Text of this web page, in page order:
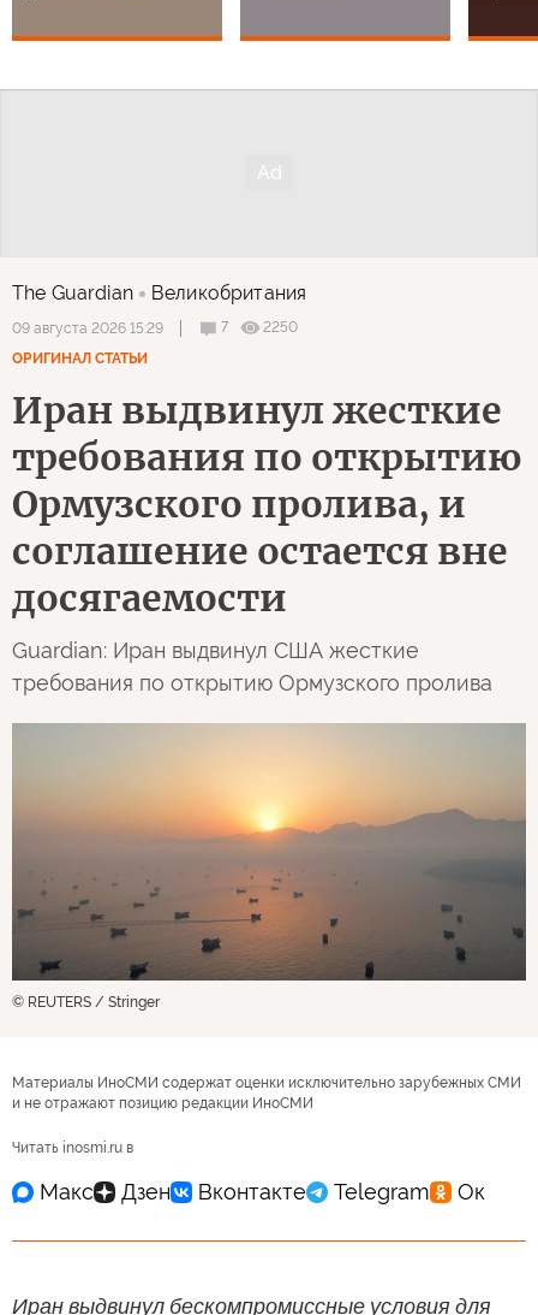
The Guardian Великобритания
09 августа 2026 15:29 7
2250
ОРИГИНАЛ СТАТЬИ
Иран выдвинул жесткие
требования по открытию
Ормузского пролива, и
соглашение остается вне
досягаемости
Guardian: Иран выдвинул США жесткие
требования по открытию Ормузского пролива
© REUTERS / Stringer
Материалы ИноСМИ содержат оценки исключительно зарубежных СМИ
и не отражают позицию редакции ИноСМИ
Читать inosmi.ru в
Иран выдвинул бескомпромиссные условия для